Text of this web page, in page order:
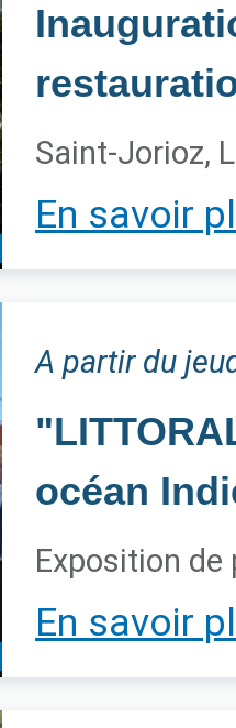
Saint-Jorioz,
En savoir
A partir du
océan
Exposition de
En savoir